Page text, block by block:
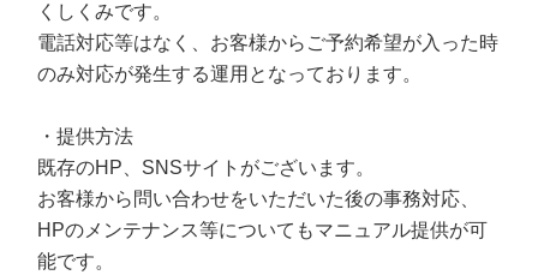
くしくみです。
電話対応等はなく、お客様からご予約希望が入った時
のみ対応が発生する運用となっております。
・提供方法
既存のHP、SNSサイトがございます。
お客様から問い合わせをいただいた後の事務対応、
HPのメンテナンス等についてもマニュアル提供が可
能です。